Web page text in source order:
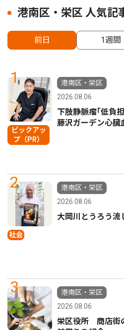
港南区・栄区 人気記
前日 1週間
1
ピックアッ
プ（PR）
港南区・栄区
2026.08.06
下肢静脈瘤｢低負
藤沢ガーデン心臓
2
社会
港南区・栄区
2026.08.06
大岡川とうろう
3
港南区・栄区
2026.08.06
栄区役所 商店街